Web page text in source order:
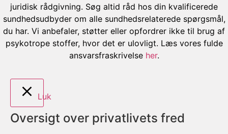
juridisk rådgivning. Søg altid råd hos din kvalificerede
sundhedsudbyder om alle sundhedsrelaterede spørgsmål,
du har. Vi anbefaler, støtter eller opfordrer ikke til brug af
psykotrope stoffer, hvor det er ulovligt. Læs vores fulde
ansvarsfraskrivelse her.
Luk
Oversigt over privatlivets fred